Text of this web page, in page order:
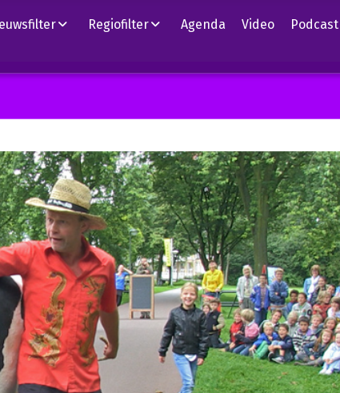
Regiofilter Agenda Video Podcast